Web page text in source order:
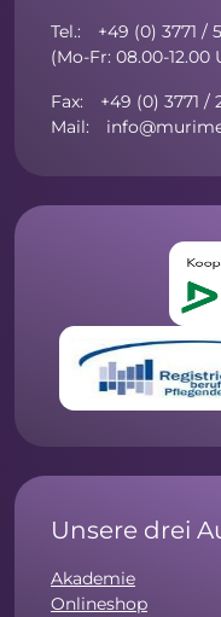
Tel.: +49 (0) 3771 /
(Mo-Fr: 08.00-12.00
Fax: +49 (0) 3771 /
Mail:
Unsere drei
Akademie
Onlineshop